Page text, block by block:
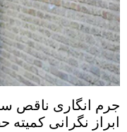
جرم انگاری ناقص
ابراز نگرانی